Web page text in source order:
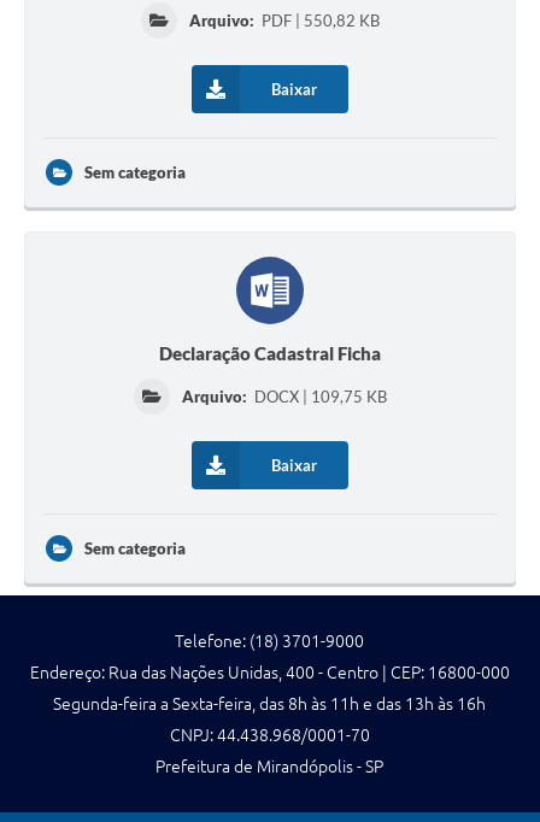
Arquivo: PDF | 550,82 KB
Baixar
Sem categoria
Declaração Cadastral Ficha
Arquivo: DOCX | 109,75 KB
Baixar
Sem categoria
Telefone: (18) 3701-9000
Endereço: Rua das Nações Unidas, 400 - Centro | CEP: 16800-000
Segunda-feira a Sexta-feira, das 8h às 11h e das 13h às 16h
CNPJ: 44.438.968/0001-70
Prefeitura de Mirandópolis - SP